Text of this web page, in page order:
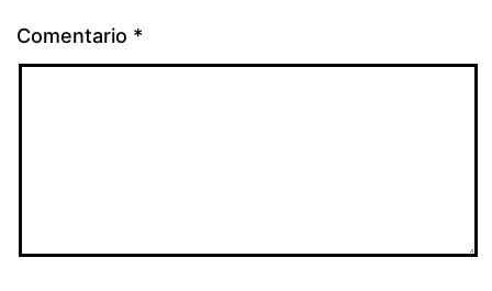
Comentario *